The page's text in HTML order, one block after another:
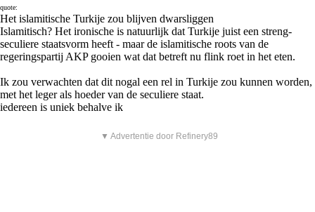
quote:
Het islamitische Turkije zou blijven dwarsliggen
Islamitisch? Het ironische is natuurlijk dat Turkije juist een streng-
seculiere staatsvorm heeft - maar de islamitische roots van de
regeringspartij AKP gooien wat dat betreft nu flink roet in het eten.
Ik zou verwachten dat dit nogal een rel in Turkije zou kunnen worden,
met het leger als hoeder van de seculiere staat.
iedereen is uniek behalve ik
▼ Advertentie door Refinery89